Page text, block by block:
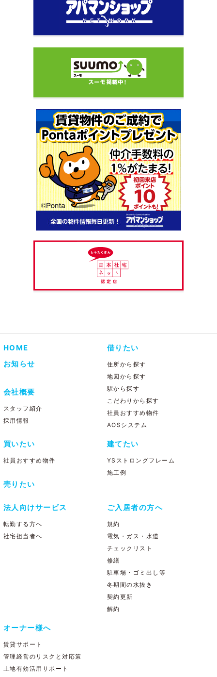
HOME
お知らせ
会社概要
スタッフ紹介
採用情報
借りたい
住所から探す
地図から探す
駅から探す
こだわりから探す
社員おすすめ物件
AOSシステム
買いたい
社員おすすめ物件
売りたい
建てたい
YSストロングフレーム
施工例
法人向けサービス
転勤する方へ
社宅担当者へ
ご入居者の方へ
規約
電気・ガス・水道
チェックリスト
修繕
駐車場・ゴミ出し等
冬期間の水抜き
契約更新
解約
オーナー様へ
賃貸サポート
管理経営のリスクと対応策
土地有効活用サポート